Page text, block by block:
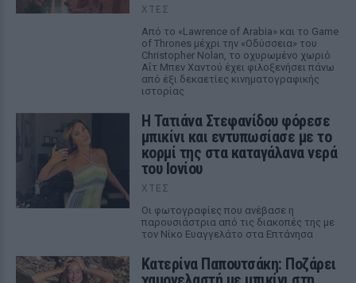
ΧΤΕΣ
Από το «Lawrence of Arabia» και το Game
of Thrones μέχρι την «Οδύσσεια» του
Christopher Nolan, το οχυρωμένο χωριό
Αΐτ Μπεν Χαντού έχει φιλοξενήσει πάνω
από έξι δεκαετίες κινηματογραφικής
ιστορίας
Η Τατιάνα Στεφανίδου φόρεσε
μπικίνι και εντυπωσίασε με το
κορμί της στα καταγάλανα νερά
του Ιονίου
ΧΤΕΣ
Οι φωτογραφίες που ανέβασε η
παρουσιάστρια από τις διακοπές της με
τον Νίκο Ευαγγελάτο στα Επτάνησα
Κατερίνα Παπουτσάκη: Ποζάρει